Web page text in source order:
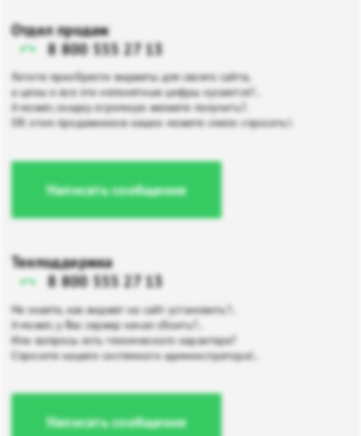
Отдел продаж
8 800 555 27 13
Хотите приобрести виджеты для своего сайта,
а цены и все эти непонятные цифры кусаются?..
А может, скидку огромную желаете получить?.
Об этом продажников наших можете смело спросить!.
Написать сообщение
Техподдержка
8 800 555 27 13
Не знаете, как виджет на сайт установить?..
А может, у Вас сервер начал сбоить?..
Или вопросы есть технического характера?
Спросите нашего системного администратора!..
Написать сообщение